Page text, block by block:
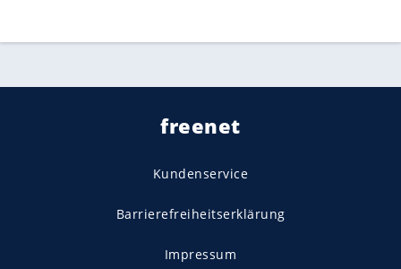
freenet
Kundenservice
Barrierefreiheitserklärung
Impressum